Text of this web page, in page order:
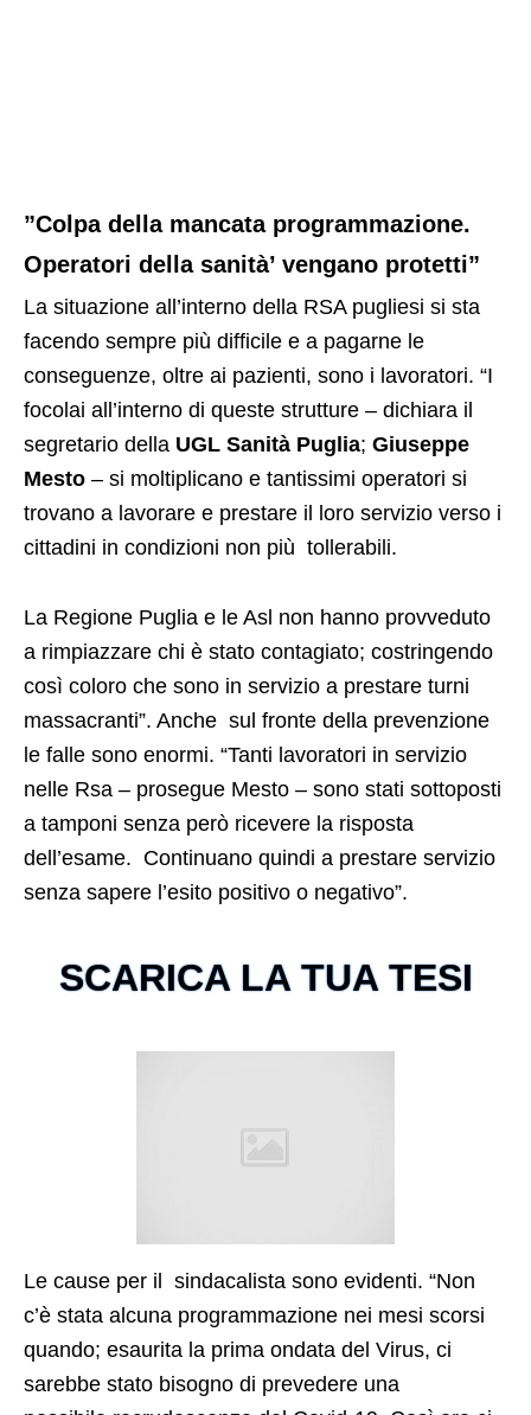
”Colpa della mancata programmazione.
Operatori della sanità’ vengano protetti”
La situazione all’interno della RSA pugliesi si sta
facendo sempre più difficile e a pagarne le
conseguenze, oltre ai pazienti, sono i lavoratori. “I
focolai all’interno di queste strutture – dichiara il
segretario della UGL Sanità Puglia; Giuseppe
Mesto – si moltiplicano e tantissimi operatori si
trovano a lavorare e prestare il loro servizio verso i
cittadini in condizioni non più tollerabili.
La Regione Puglia e le Asl non hanno provveduto
a rimpiazzare chi è stato contagiato; costringendo
così coloro che sono in servizio a prestare turni
massacranti”. Anche sul fronte della prevenzione
le falle sono enormi. “Tanti lavoratori in servizio
nelle Rsa – prosegue Mesto – sono stati sottoposti
a tamponi senza però ricevere la risposta
dell’esame. Continuano quindi a prestare servizio
senza sapere l’esito positivo o negativo”.
SCARICA LA TUA TESI
Le cause per il sindacalista sono evidenti. “Non
c’è stata alcuna programmazione nei mesi scorsi
quando; esaurita la prima ondata del Virus, ci
sarebbe stato bisogno di prevedere una